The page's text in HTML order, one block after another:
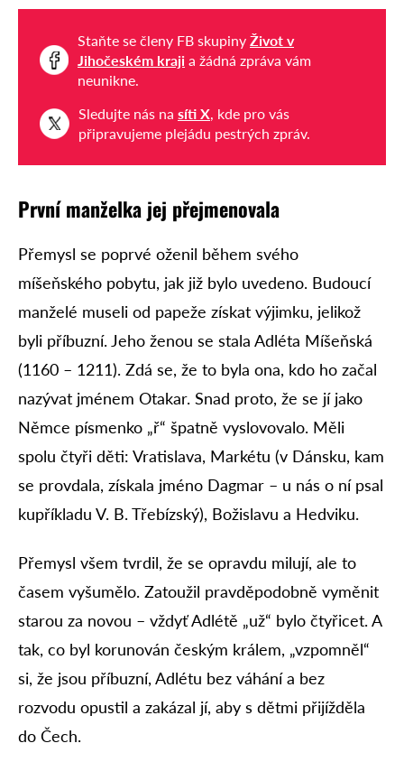
Staňte se členy FB skupiny Život v
Jihočeském kraji a žádná zpráva vám
neunikne.
Sledujte nás na síti X, kde pro vás
připravujeme plejádu pestrých zpráv.
První manželka jej přejmenovala
Přemysl se poprvé oženil během svého
míšeňského pobytu, jak již bylo uvedeno. Budoucí
manželé museli od papeže získat výjimku, jelikož
byli příbuzní. Jeho ženou se stala Adléta Míšeňská
(1160 – 1211). Zdá se, že to byla ona, kdo ho začal
nazývat jménem Otakar. Snad proto, že se jí jako
Němce písmenko „ř“ špatně vyslovovalo. Měli
spolu čtyři děti: Vratislava, Markétu (v Dánsku, kam
se provdala, získala jméno Dagmar – u nás o ní psal
kupříkladu V. B. Třebízský), Božislavu a Hedviku.
Přemysl všem tvrdil, že se opravdu milují, ale to
časem vyšumělo. Zatoužil pravděpodobně vyměnit
starou za novou – vždyť Adlétě „už“ bylo čtyřicet. A
tak, co byl korunován českým králem, „vzpomněl“
si, že jsou příbuzní, Adlétu bez váhání a bez
rozvodu opustil a zakázal jí, aby s dětmi přijížděla
do Čech.